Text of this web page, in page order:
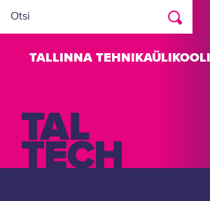
TALLINNA